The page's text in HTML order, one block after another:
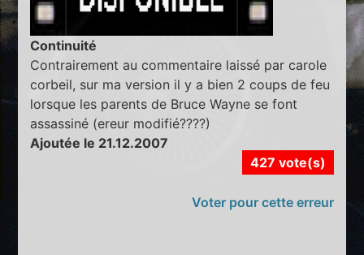
Continuité
Contrairement au commentaire laissé par carole
corbeil, sur ma version il y a bien 2 coups de feu
lorsque les parents de Bruce Wayne se font
assassiné (ereur modifié????)
Ajoutée le 21.12.2007
427 vote(s)
Voter pour cette erreur